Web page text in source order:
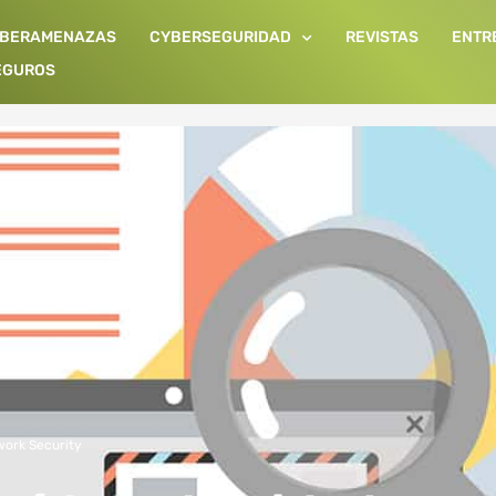
CYBERSEGURIDAD REVISTAS
Security